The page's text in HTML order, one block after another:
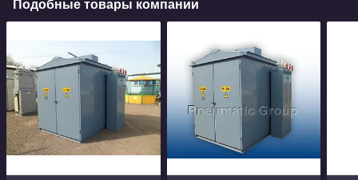
Подобные товары компании